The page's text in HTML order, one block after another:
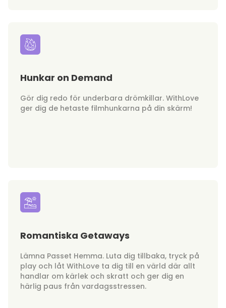
Hunkar on Demand
Gör dig redo för underbara drömkillar. WithLove
ger dig de hetaste filmhunkarna på din skärm!
Romantiska Getaways
Lämna Passet Hemma. Luta dig tillbaka, tryck på
play och låt WithLove ta dig till en värld där allt
handlar om kärlek och skratt och ger dig en
härlig paus från vardagsstressen.